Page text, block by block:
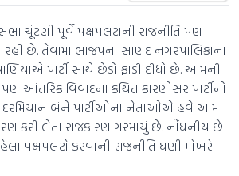
ચૂંટણી પૂર્વે પક્ષપલટાની રાજનીતિ પણ
છે. તેવામાં ભાજપના સાણંદ નગરપાલિકાના
પાર્ટી સાથે છેડો ફાડી દીધો છે. આમની
આંતરિક વિવાદના કથિત કારણોસર પાર્ટીનો
બંને પાર્ટીઓના નેતાઓએ હવે આમ
કરી લેતા રાજકારણ ગરમાયું છે. નોંધનીય છે
પક્ષપલટો કરવાની રાજનીતિ ઘણી મોખરે